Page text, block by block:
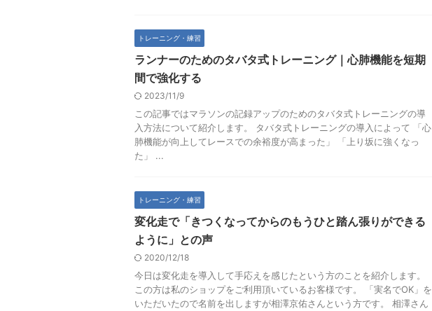
トレーニング・練習
ランナーのためのタバタ式トレーニング｜心肺機能を短期
間で強化する
2023/11/9
この記事ではマラソンの記録アップのためのタバタ式トレーニングの導
入方法について紹介します。 タバタ式トレーニングの導入によって 「心
肺機能が向上してレースでの余裕度が高まった」 「上り坂に強くなっ
た」 ...
トレーニング・練習
変化走で「きつくなってからのもうひと踏ん張りができる
ように」との声
2020/12/18
今日は変化走を導入して手応えを感じたという方のことを紹介します。
この方は私のショップをご利用頂いているお客様です。 「実名でOK」を
いただいたので名前を出しますが相澤京佑さんという方です。 相澤さん